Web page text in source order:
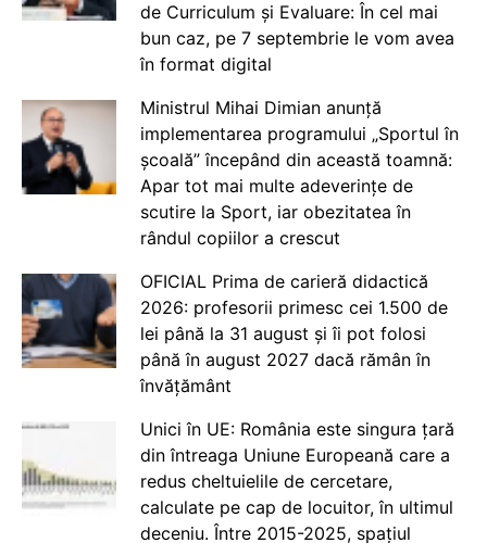
de Curriculum și Evaluare: În cel mai
bun caz, pe 7 septembrie le vom avea
în format digital
Ministrul Mihai Dimian anunță
implementarea programului „Sportul în
școală” începând din această toamnă:
Apar tot mai multe adeverințe de
scutire la Sport, iar obezitatea în
rândul copiilor a crescut
OFICIAL Prima de carieră didactică
2026: profesorii primesc cei 1.500 de
lei până la 31 august și îi pot folosi
până în august 2027 dacă rămân în
învățământ
Unici în UE: România este singura țară
din întreaga Uniune Europeană care a
redus cheltuielile de cercetare,
calculate pe cap de locuitor, în ultimul
deceniu. Între 2015-2025, spațiul